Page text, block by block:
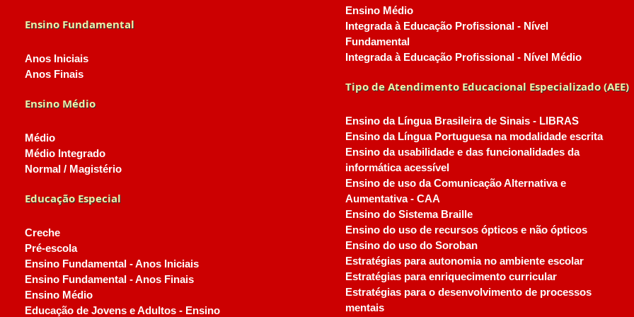
Ensino Fundamental
Anos Iniciais
Anos Finais
Ensino Médio
Médio
Médio Integrado
Normal / Magistério
Educação Especial
Creche
Pré-escola
Ensino Fundamental - Anos Iniciais
Ensino Fundamental - Anos Finais
Ensino Médio
Educação de Jovens e Adultos - Ensino
Ensino Médio
Integrada à Educação Profissional - Nível
Fundamental
Integrada à Educação Profissional - Nível Médio
Tipo de Atendimento Educacional Especializado (AEE)
Ensino da Língua Brasileira de Sinais - LIBRAS
Ensino da Língua Portuguesa na modalidade escrita
Ensino da usabilidade e das funcionalidades da
informática acessível
Ensino de uso da Comunicação Alternativa e
Aumentativa - CAA
Ensino do Sistema Braille
Ensino do uso de recursos ópticos e não ópticos
Ensino do uso do Soroban
Estratégias para autonomia no ambiente escolar
Estratégias para enriquecimento curricular
Estratégias para o desenvolvimento de processos
mentais